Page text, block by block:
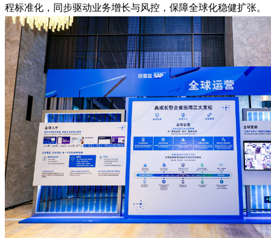
程标准化，同步驱动业务增长与风控，保障全球化稳健扩张。